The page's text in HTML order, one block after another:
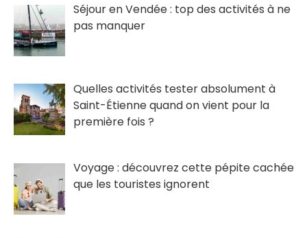
Séjour en Vendée : top des activités à ne
pas manquer
Quelles activités tester absolument à
Saint-Étienne quand on vient pour la
première fois ?
Voyage : découvrez cette pépite cachée
que les touristes ignorent